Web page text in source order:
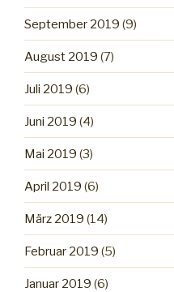
September 2019 (9)
August 2019 (7)
Juli 2019 (6)
Juni 2019 (4)
Mai 2019 (3)
April 2019 (6)
März 2019 (14)
Februar 2019 (5)
Januar 2019 (6)